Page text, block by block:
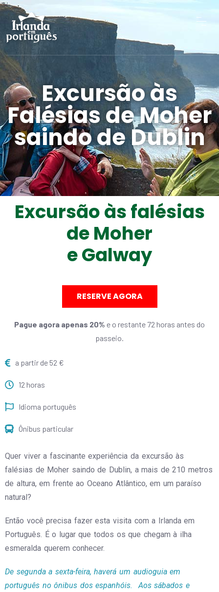
Excursão às
Falésias de Moher
saindo de Dublin
Excursão às falésias
de Moher
e Galway
RESERVE AGORA
Pague agora apenas 20% e o restante 72 horas antes do
passeio.
a partir de 52 €
12 horas
Idioma português
Ônibus particular
Quer viver a fascinante experiência da excursão às
falésias de Moher saindo de Dublin, a mais de 210 metros
de altura, em frente ao Oceano Atlântico, em um paraíso
natural?
Então você precisa fazer esta visita com a Irlanda em
Português. É o lugar que todos os que chegam à ilha
esmeralda querem conhecer.
De segunda a sexta-feira, haverá um audioguia em
português no ônibus dos espanhóis. Aos sábados e